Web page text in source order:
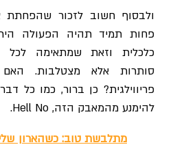
ולבסוף חשוב לזכור שהפחתת
פחות תמיד תהיה הפעולה
כלכלית וזאת שמתאימה לכל
סותרות אלא מצטלבות. האם
פריווילגית? כן ברור, כמו כל דבר
להימנע מהמאבק הזה, Hell No.
מתלבשת טוב: כשהארון שלי